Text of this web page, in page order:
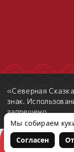
Корзина
«Северная
знак.
запрещено.
Мы собираем
Согласен